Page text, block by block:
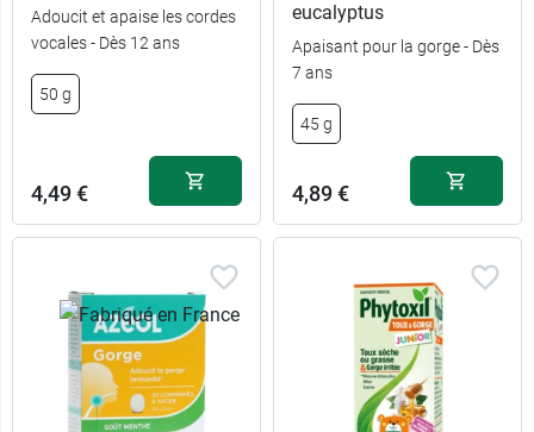
Adoucit et apaise les cordes
vocales - Dès 12 ans
50 g
4,49 €
eucalyptus
Apaisant pour la gorge - Dès
7 ans
45 g
4,89 €